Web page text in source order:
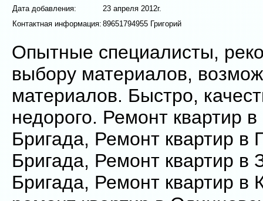
Дата добавления:
23 апреля 2012г.
Контактная информация:89651794955 Григорий
Опытные специалисты,
выбору материалов,
материалов. Быстро,
недорого. Ремонт квартир
Бригада, Ремонт квартир в
Бригада, Ремонт квартир в
Бригада, Ремонт квартир в